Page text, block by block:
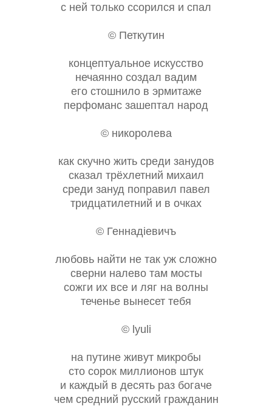
с ней только ссорился и спал
© Петкутин
концептуальное искусство
нечаянно создал вадим
его стошнило в эрмитаже
перфоманс зашептал народ
© никоролева
как скучно жить среди занудов
сказал трёхлетний михаил
среди зануд поправил павел
тридцатилетний и в очках
© Геннадiевичъ
любовь найти не так уж сложно
сверни налево там мосты
сожги их все и ляг на волны
теченье вынесет тебя
© lyuli
на путине живут микробы
сто сорок миллионов штук
и каждый в десять раз богаче
чем средний русский гражданин